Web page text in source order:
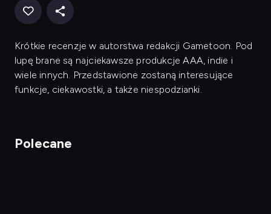
Krótkie recenzje w autorstwa redakcji Gametoon. Pod
lupę brane są najciekawsze produkcje AAA, indie i
wiele innych. Przedstawione zostaną interesujące
funkcje, ciekawostki, a także niespodzianki.
Polecane